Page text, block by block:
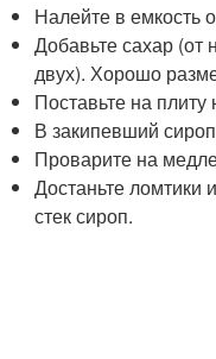
Налейте в емкость
Добавьте сахар (от
двух). Хорошо
Поставьте на плиту
В закипевший
Проварите на
Достаньте ломтики
стек сироп.